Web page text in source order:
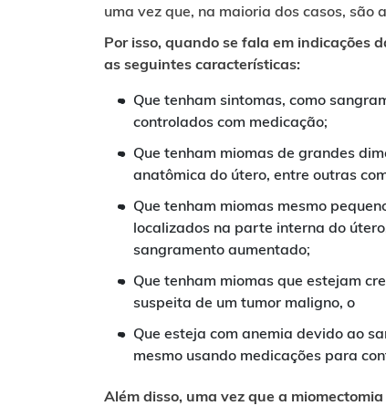
uma vez que, na maioria dos casos, são
Por isso, quando se fala em indicações
as seguintes características:
Que tenham sintomas, como
controlados com medicação;
Que tenham miomas de grandes
anatômica do útero, entre outras
Que tenham miomas mesmo
localizados na parte interna do
sangramento aumentado;
Que tenham miomas que estejam
suspeita de um tumor maligno, o
Que esteja com anemia devido ao
mesmo usando medicações para
Além disso, uma vez que a